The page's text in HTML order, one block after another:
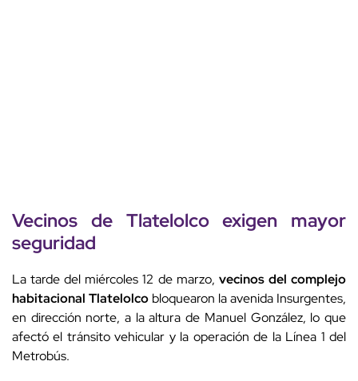
Vecinos de Tlatelolco exigen mayor
seguridad
La tarde del miércoles 12 de marzo, vecinos del complejo
habitacional Tlatelolco bloquearon la avenida Insurgentes,
en dirección norte, a la altura de Manuel González, lo que
afectó el tránsito vehicular y la operación de la Línea 1 del
Metrobús.